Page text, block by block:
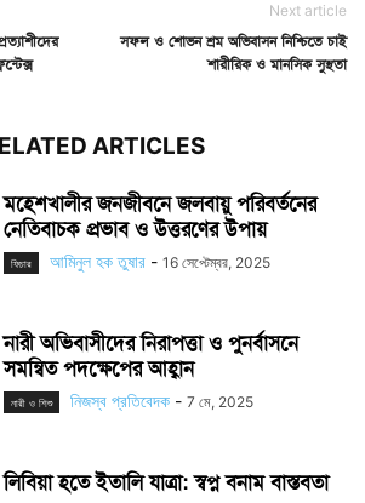
Next article
সফলও শোভনশ্রমঅভিবাসননিশ্চিতেচাই
শারীরিকওমানসিকসুস্থতা
ARTICLES
মহেশখালীর জনজীবনে জলবায়ু পরিবর্তনের
নেতিবাচক প্রভাব ও উত্তরণের উপায়
ফিচার আমিনুল হক তুষার - 16 সেপ্টেম্বর, 2025
নারী অভিবাসীদের নিরাপত্তা ও পুনর্বাসনে
সমন্বিত পদক্ষেপের আহ্বান
নারী ও শিশু নিজস্ব প্রতিবেদক - 7 মে, 2025
লিবিয়া হতে ইতালি যাত্রা: স্বপ্ন বনাম বাস্তবতা